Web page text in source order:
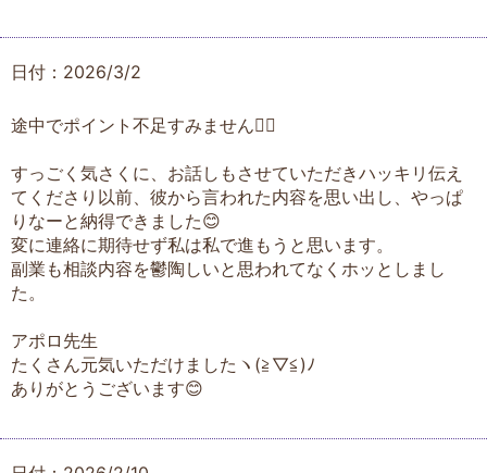
日付：2026/3/2
途中でポイント不足すみません🙇‍♀️
すっごく気さくに、お話しもさせていただきハッキリ伝え
てくださり以前、彼から言われた内容を思い出し、やっぱ
りなーと納得できました😊
変に連絡に期待せず私は私で進もうと思います。
副業も相談内容を鬱陶しいと思われてなくホッとしまし
た。
アポロ先生
たくさん元気いただけましたヽ(≧▽≦)ﾉ
ありがとうございます😊